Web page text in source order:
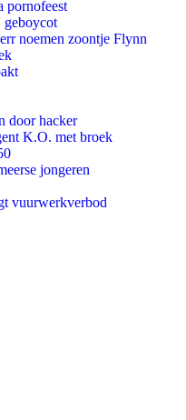
pornofeest
geboycot
noemen zoontje Flynn
door hacker
K.O. met broek
jongeren
vuurwerkverbod